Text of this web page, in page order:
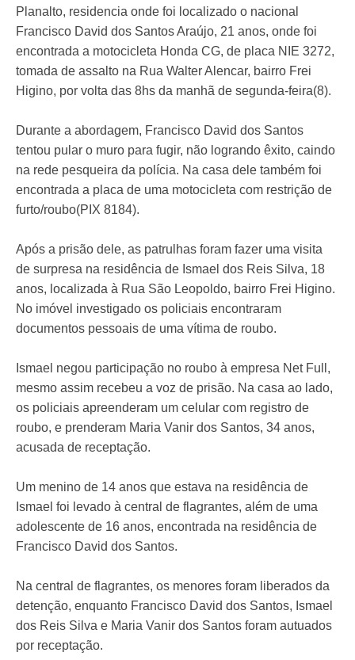
Planalto, residencia onde foi localizado o nacional
Francisco David dos Santos Araújo, 21 anos, onde foi
encontrada a motocicleta Honda CG, de placa NIE 3272,
tomada de assalto na Rua Walter Alencar, bairro Frei
Higino, por volta das 8hs da manhã de segunda-feira(8).
Durante a abordagem, Francisco David dos Santos
tentou pular o muro para fugir, não logrando êxito, caindo
na rede pesqueira da polícia. Na casa dele também foi
encontrada a placa de uma motocicleta com restrição de
furto/roubo(PIX 8184).
Após a prisão dele, as patrulhas foram fazer uma visita
de surpresa na residência de Ismael dos Reis Silva, 18
anos, localizada à Rua São Leopoldo, bairro Frei Higino.
No imóvel investigado os policiais encontraram
documentos pessoais de uma vítima de roubo.
Ismael negou participação no roubo à empresa Net Full,
mesmo assim recebeu a voz de prisão. Na casa ao lado,
os policiais apreenderam um celular com registro de
roubo, e prenderam Maria Vanir dos Santos, 34 anos,
acusada de receptação.
Um menino de 14 anos que estava na residência de
Ismael foi levado à central de flagrantes, além de uma
adolescente de 16 anos, encontrada na residência de
Francisco David dos Santos.
Na central de flagrantes, os menores foram liberados da
detenção, enquanto Francisco David dos Santos, Ismael
dos Reis Silva e Maria Vanir dos Santos foram autuados
por receptação.